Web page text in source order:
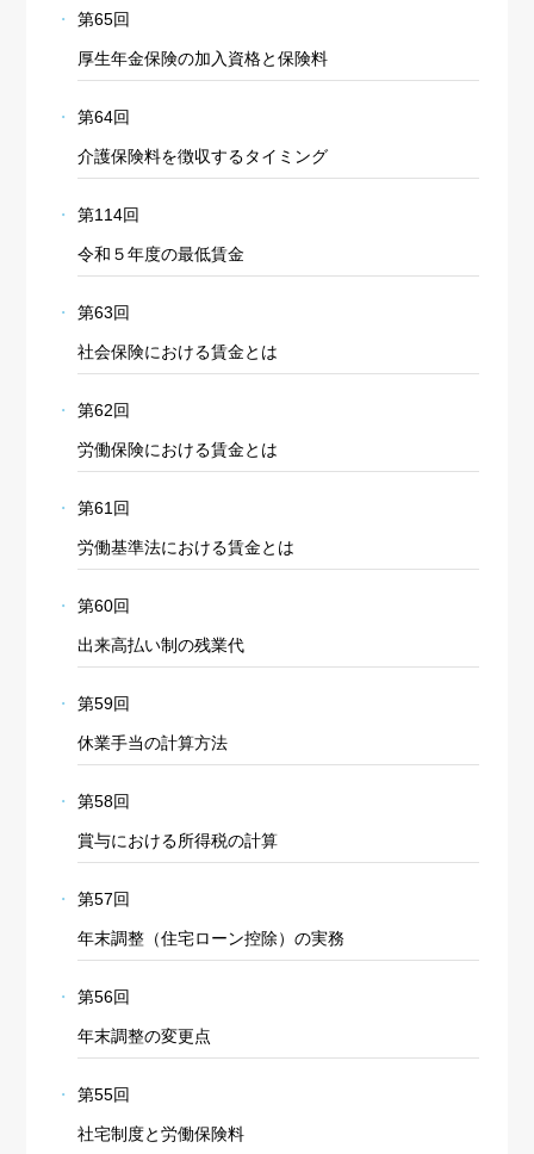
第65回
厚生年金保険の加入資格と保険料
第64回
介護保険料を徴収するタイミング
第114回
令和５年度の最低賃金
第63回
社会保険における賃金とは
第62回
労働保険における賃金とは
第61回
労働基準法における賃金とは
第60回
出来高払い制の残業代
第59回
休業手当の計算方法
第58回
賞与における所得税の計算
第57回
年末調整（住宅ローン控除）の実務
第56回
年末調整の変更点
第55回
社宅制度と労働保険料